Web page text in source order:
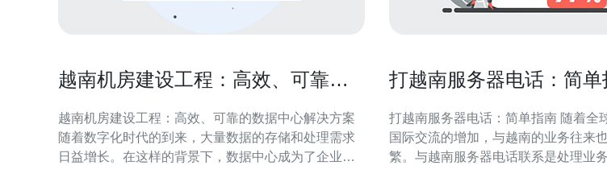
越南机房建设工程：高效、可靠的
越南机房建设工程：高效、可靠的数据中心解决方案
随着数字化时代的到来，大量数据的存储和处理需求
日益增长。在这样的背景下，数据中心成为了企业不
打越南服务器电话：简单
打越南服务器电话：简单指南 随着全球经济的发展和
国际交流的增加，与越南的业务往来
繁。与越南服务器电话联系是处理业